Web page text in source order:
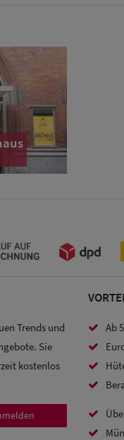
Trends und
Sie
kostenlos
Ab